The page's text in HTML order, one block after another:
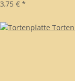
3,75 € *